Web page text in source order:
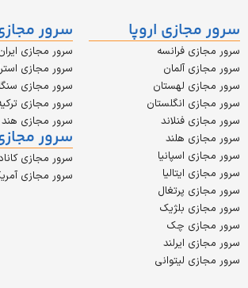
اروپا
فرانسه
آلمان
لهستان
انگلستان
فنلاند
هلند
اسپانیا
پرتغال
بلژیک
چک
لیتوانی
سرور مجازی آسیا
سرور مجازی ایران
سرور مجازی استرالیا
سرور مجازی سنگاپور
سرور مجازی ترکیه
سرور مجازی هند
سرور مجازی آمریکا
سرور مجازی کانادا
سرور مجازی آمریکا